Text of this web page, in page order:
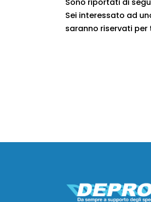
Sei interessato ad
saranno riservati per